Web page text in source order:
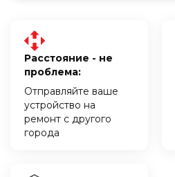
Расстояние - не
проблема:
Отправляйте ваше
устройство на
ремонт с другого
города